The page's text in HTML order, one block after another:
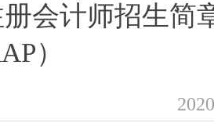
会计师招生简
）